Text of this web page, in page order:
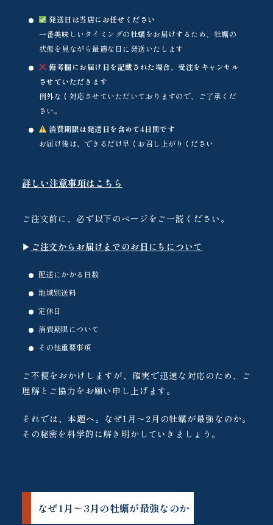
発送日は当店にお任せください
一番美味しいタイミングの牡蠣をお届けするため、牡蠣の
状態を見ながら最適な日に発送いたします
備考欄にお届け日を記載された場合、受注をキャンセル
させていただきます
例外なく対応させていただいておりますので、ご了承くだ
さい。
消費期限は発送日を含めて4日間です
お届け後は、できるだけ早くお召し上がりください
詳しい注意事項はこちら
ご注文前に、必ず以下のページをご一読ください。
▶︎ ご注文からお届けまでのお日にちについて
配送にかかる日数
地域別送料
定休日
消費期限について
その他重要事項
ご不便をおかけしますが、確実で迅速な対応のため、ご
理解とご協力をお願い申し上げます。
それでは、本題へ。なぜ1月〜2月の牡蠣が最強なのか。
その秘密を科学的に解き明かしていきましょう。
なぜ1月〜3月の牡蠣が最強なのか